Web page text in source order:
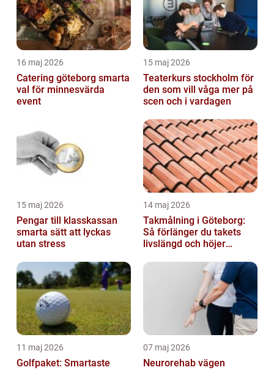
16 maj 2026
Catering göteborg smarta
val för minnesvärda
event
15 maj 2026
Teaterkurs stockholm för
den som vill våga mer på
scen och i vardagen
15 maj 2026
Pengar till klasskassan
smarta sätt att lyckas
utan stress
14 maj 2026
Takmålning i Göteborg:
Så förlänger du takets
livslängd och höjer
11 maj 2026
Golfpaket: Smartaste
07 maj 2026
Neurorehab vägen